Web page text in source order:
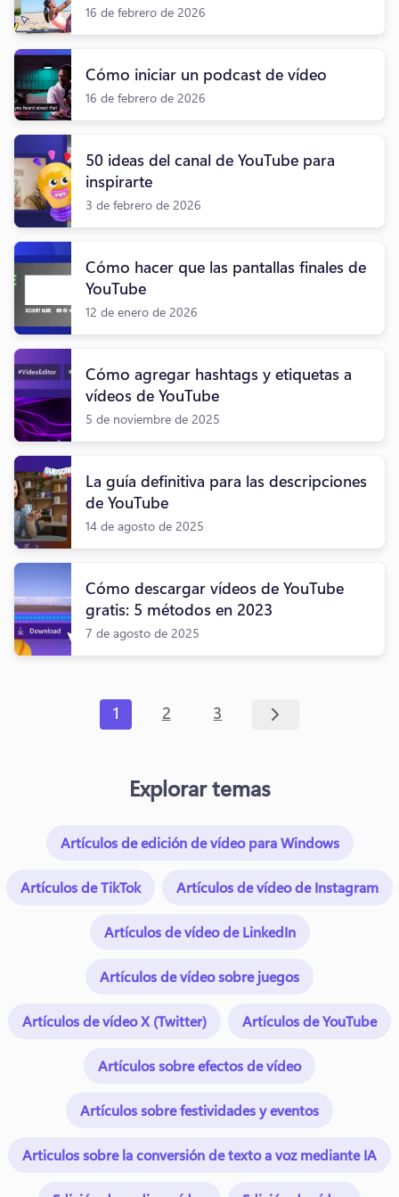
16 de febrero de 2026
Cómo iniciar un podcast de vídeo
16 de febrero de 2026
50 ideas del canal de YouTube para
inspirarte
3 de febrero de 2026
Cómo hacer que las pantallas finales de
YouTube
12 de enero de 2026
Cómo agregar hashtags y etiquetas a
vídeos de YouTube
5 de noviembre de 2025
La guía definitiva para las descripciones
de YouTube
14 de agosto de 2025
Cómo descargar vídeos de YouTube
gratis: 5 métodos en 2023
7 de agosto de 2025
1 2 3
Explorar temas
Artículos de edición de vídeo para Windows
Artículos de TikTok Artículos de vídeo de Instagram
Artículos de vídeo de LinkedIn
Artículos de vídeo sobre juegos
Artículos de vídeo X (Twitter) Artículos de YouTube
Artículos sobre efectos de vídeo
Artículos sobre festividades y eventos
Articulos sobre la conversión de texto a voz mediante IA